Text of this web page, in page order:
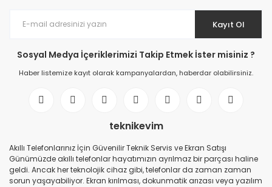
Kayıt Ol
Sosyal Medya İçeriklerimizi Takip Etmek İster misiniz ?
Haber listemize kayıt olarak kampanyalardan, haberdar olabilirsiniz.
teknikevim
Akıllı Telefonlarınız İçin Güvenilir Teknik Servis ve Ekran Satışı
Günümüzde akıllı telefonlar hayatımızın ayrılmaz bir parçası haline
geldi. Ancak her teknolojik cihaz gibi, telefonlar da zaman zaman
sorun yaşayabiliyor. Ekran kırılması, dokunmatik arızası veya yazılım